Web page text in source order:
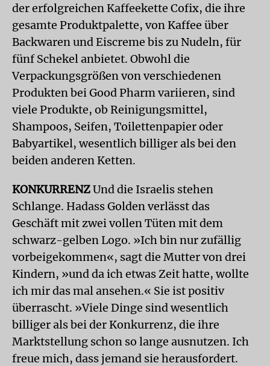
der erfolgreichen Kaffeekette Cofix, die ihre
gesamte Produktpalette, von Kaffee über
Backwaren und Eiscreme bis zu Nudeln, für
fünf Schekel anbietet. Obwohl die
Verpackungsgrößen von verschiedenen
Produkten bei Good Pharm variieren, sind
viele Produkte, ob Reinigungsmittel,
Shampoos, Seifen, Toilettenpapier oder
Babyartikel, wesentlich billiger als bei den
beiden anderen Ketten.
KONKURRENZUnd die Israelis stehen
Schlange. Hadass Golden verlässt das
Geschäft mit zwei vollen Tüten mit dem
schwarz-gelben Logo. »Ich bin nur zufällig
vorbeigekommen«, sagt die Mutter von drei
Kindern, »und da ich etwas Zeit hatte, wollte
ich mir das mal ansehen.« Sie ist positiv
überrascht. »Viele Dinge sind wesentlich
billiger als bei der Konkurrenz, die ihre
Marktstellung schon so lange ausnutzen. Ich
freue mich, dass jemand sie herausfordert.